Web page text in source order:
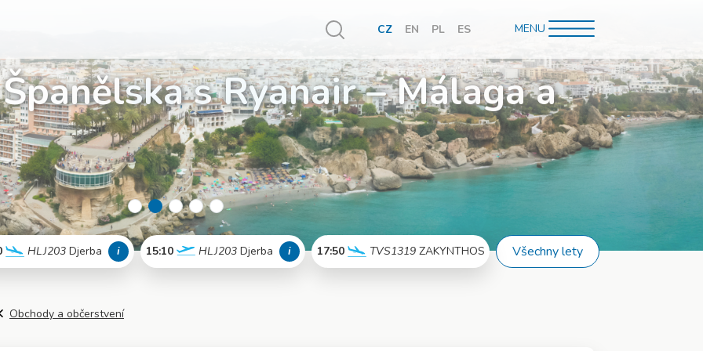
Vyhledávání
CZ EN PL ES MENU
s Ryanair – Málaga a
HLJ203 Djerba
Více info
i 15:10 HLJ203 Djerba
Více info
i 17:50 TVS1319 ZAKYNTHOS
Více info
Všechny lety
Obchody a občerstvení